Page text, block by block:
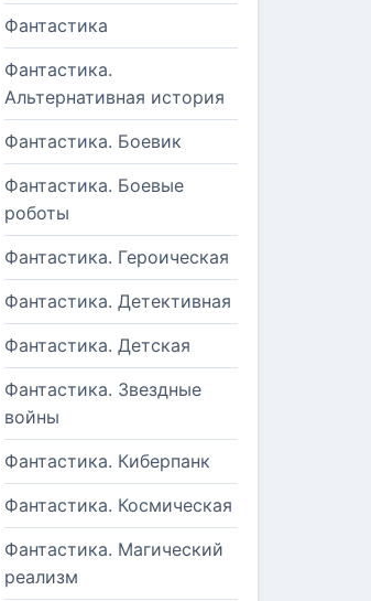
Фантастика
Фантастика.
Альтернативная история
Фантастика. Боевик
Фантастика. Боевые
роботы
Фантастика. Героическая
Фантастика. Детективная
Фантастика. Детская
Фантастика. Звездные
войны
Фантастика. Киберпанк
Фантастика. Космическая
Фантастика. Магический
реализм